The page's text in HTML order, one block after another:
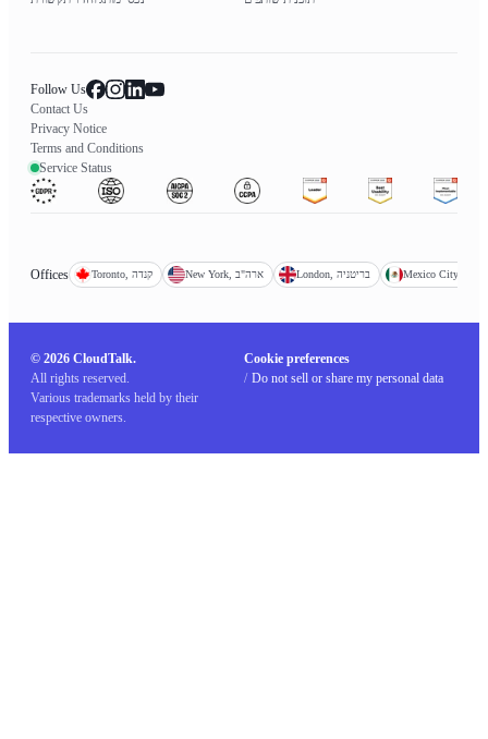
Follow Us
Contact Us
Privacy Notice
Terms and Conditions
Service Status
Offices Toronto, קנדה New York, ארה"ב London, בריטניה
© 2026 CloudTalk.
All rights reserved.
Various trademarks held by their
respective owners.
Cookie preferences
/ Do not sell or share my personal data